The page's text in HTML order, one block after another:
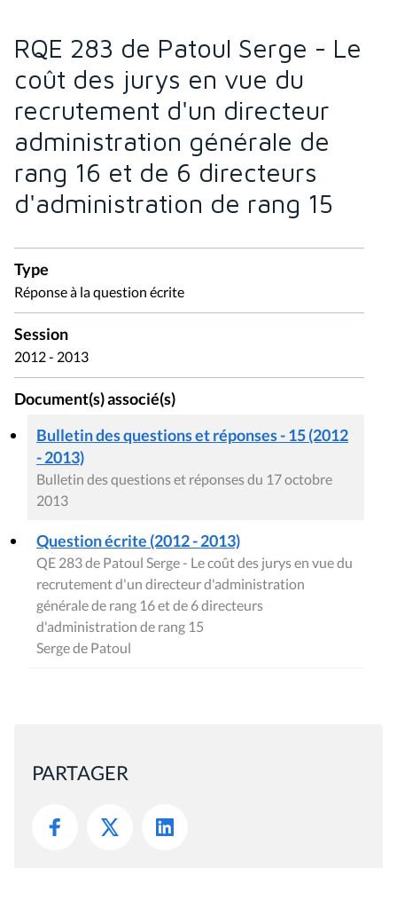
RQE 283 de Patoul Serge - Le
coût des jurys en vue du
recrutement d'un directeur
administration générale de
rang 16 et de 6 directeurs
d'administration de rang 15
Type
Réponse à la question écrite
Session
2012 - 2013
Document(s) associé(s)
Bulletin des questions et réponses - 15 (2012
- 2013)
Bulletin des questions et réponses du 17 octobre
2013
Question écrite (2012 - 2013)
QE 283 de Patoul Serge - Le coût des jurys en vue du
recrutement d'un directeur d'administration
générale de rang 16 et de 6 directeurs
d'administration de rang 15
Serge de Patoul
PARTAGER